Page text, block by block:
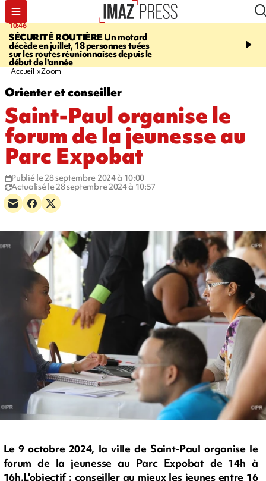
10:46
SÉCURITÉ ROUTIÈREUn motard
décède en juillet, 18 personnes tuées
sur les routes réunionnaises depuis le
début de l'année
13:49
mineurs - un courrier
Accueil Zoom
Orienter et conseiller
Saint-Paul organise le
forum de la jeunesse au
Parc Expobat
Publié le 28 septembre 2024 à 10:00
Actualisé le 28 septembre 2024 à 10:57
Le 9 octobre 2024, la ville de Saint-Paul organise le
forum de la jeunesse au Parc Expobat de 14h à
16h.L'objectif : conseiller au mieux les jeunes entre 16